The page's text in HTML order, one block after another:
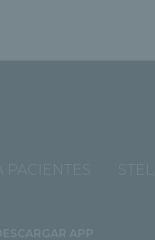
PACIENTES
APP